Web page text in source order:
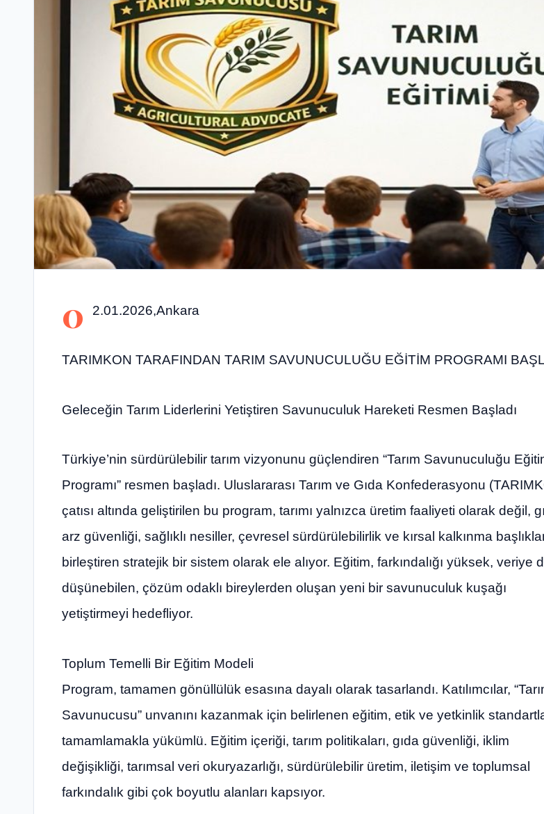
0 2.01.2026,Ankara
TARIMKON TARAFINDAN TARIM SAVUNUCULUĞU EĞİTİM PROGRAMI
Geleceğin Tarım Liderlerini Yetiştiren Savunuculuk Hareketi Resmen Başladı
Türkiye’nin sürdürülebilir tarım vizyonunu güçlendiren “Tarım Savunuculuğu
Programı” resmen başladı. Uluslararası Tarım ve Gıda Konfederasyonu
çatısı altında geliştirilen bu program, tarımı yalnızca üretim faaliyeti olarak değil,
arz güvenliği, sağlıklı nesiller, çevresel sürdürülebilirlik ve kırsal kalkınma
birleştiren stratejik bir sistem olarak ele alıyor. Eğitim, farkındalığı yüksek, veriye
düşünebilen, çözüm odaklı bireylerden oluşan yeni bir savunuculuk kuşağı
yetiştirmeyi hedefliyor.
Toplum Temelli Bir Eğitim Modeli
Program, tamamen gönüllülük esasına dayalı olarak tasarlandı. Katılımcılar,
Savunucusu” unvanını kazanmak için belirlenen eğitim, etik ve yetkinlik
tamamlamakla yükümlü. Eğitim içeriği, tarım politikaları, gıda güvenliği, iklim
değişikliği, tarımsal veri okuryazarlığı, sürdürülebilir üretim, iletişim ve toplumsal
farkındalık gibi çok boyutlu alanları kapsıyor.